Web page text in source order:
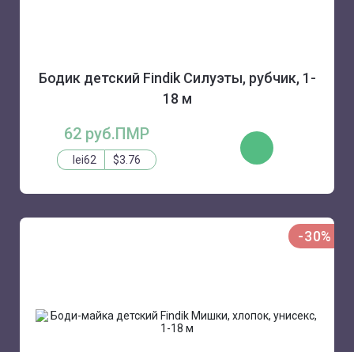
Бодик детский Findik Силуэты, рубчик, 1-
18 м
62 руб.ПМР
lei62 $3.76
КУПИТЬ
-30%